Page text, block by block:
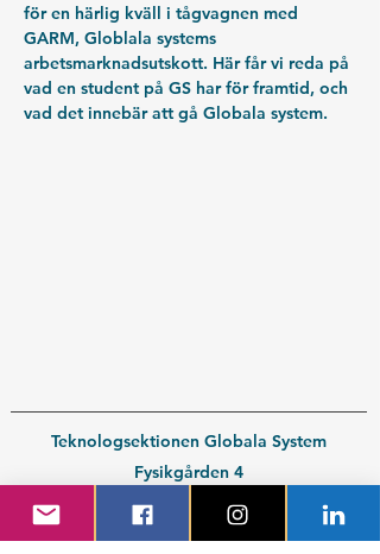
för en härlig kväll i tågvagnen med
GARM, Globlala systems
arbetsmarknadsutskott. Här får vi reda på
vad en student på GS har för framtid, och
vad det innebär att gå Globala system.
Teknologsektionen Globala System
Fysikgården 4
412 58 Göteborg